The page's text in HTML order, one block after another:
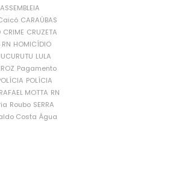
ASSEMBLEIA
CARAÚBAS
CRIME CRUZETA
HOMICÍDIO
LULA
Pagamento
POLÍCIA
RAFAEL MOTTA RN
Roubo SERRA
Costa Água